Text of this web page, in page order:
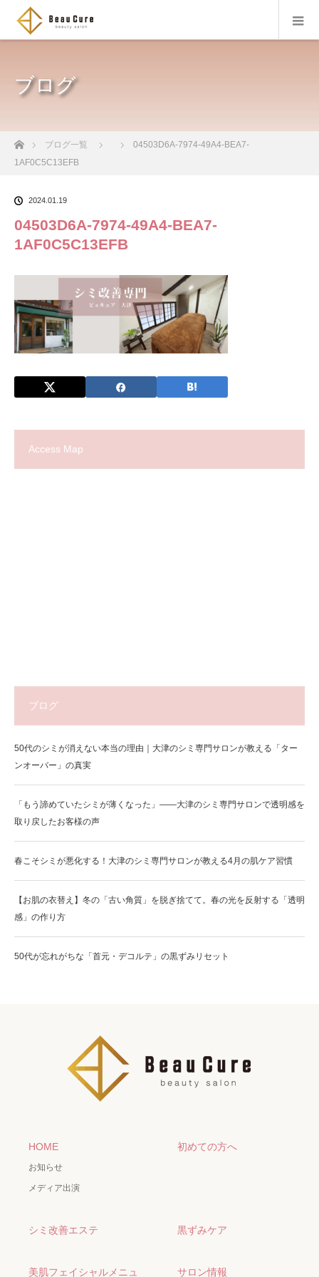
ブログ
ホームブログ一覧
04503D6A-7974-49A4-BEA7-
1AF0C5C13EFB
2024.01.19
04503D6A-7974-49A4-BEA7-
1AF0C5C13EFB
Access Map
ブログ
50代のシミが消えない本当の理由｜大津のシミ専門サロンが教える「ター
ンオーバー」の真実
「もう諦めていたシミが薄くなった」——大津のシミ専門サロンで透明感を
取り戻したお客様の声
春こそシミが悪化する！大津のシミ専門サロンが教える4月の肌ケア習慣
【お肌の衣替え】冬の「古い角質」を脱ぎ捨てて。春の光を反射する「透明
感」の作り方
50代が忘れがちな「首元・デコルテ」の黒ずみリセット
HOME
お知らせ
メディア出演
初めての方へ
シミ改善エステ 黒ずみケア
美肌フェイシャルメニュ サロン情報